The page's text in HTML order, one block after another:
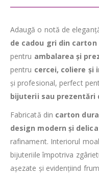
Adaugă o notă de
de cadou gri din carton
pentru ambalarea și
pentru cercei, coliere și
și profesional, perfect
bijuterii sau prezentări
Fabricată din carton
design modern și
rafinament. Interiorul
bijuteriile împotriva
așezate și evidențiind